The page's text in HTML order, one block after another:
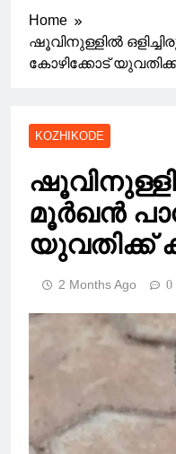
Home
ഷൂവിനുള്ളിൽ
കോഴിക്കോട് യുവതിക്ക്
KOZHIKODE
മൂർഖൻ
യുവതിക്ക്
2 Months Ago 0